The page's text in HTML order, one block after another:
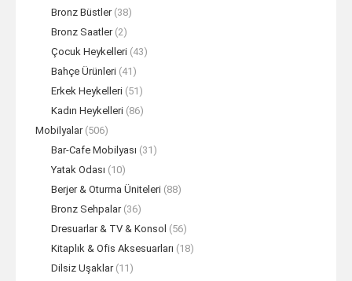
Bronz Büstler (38)
Bronz Saatler (2)
Çocuk Heykelleri (43)
Bahçe Ürünleri (41)
Erkek Heykelleri (51)
Kadın Heykelleri (86)
Mobilyalar (506)
Bar-Cafe Mobilyası (31)
Yatak Odası (10)
Berjer & Oturma Üniteleri (88)
Bronz Sehpalar (36)
Dresuarlar & TV & Konsol (56)
Kitaplık & Ofis Aksesuarları (18)
Dilsiz Uşaklar (11)